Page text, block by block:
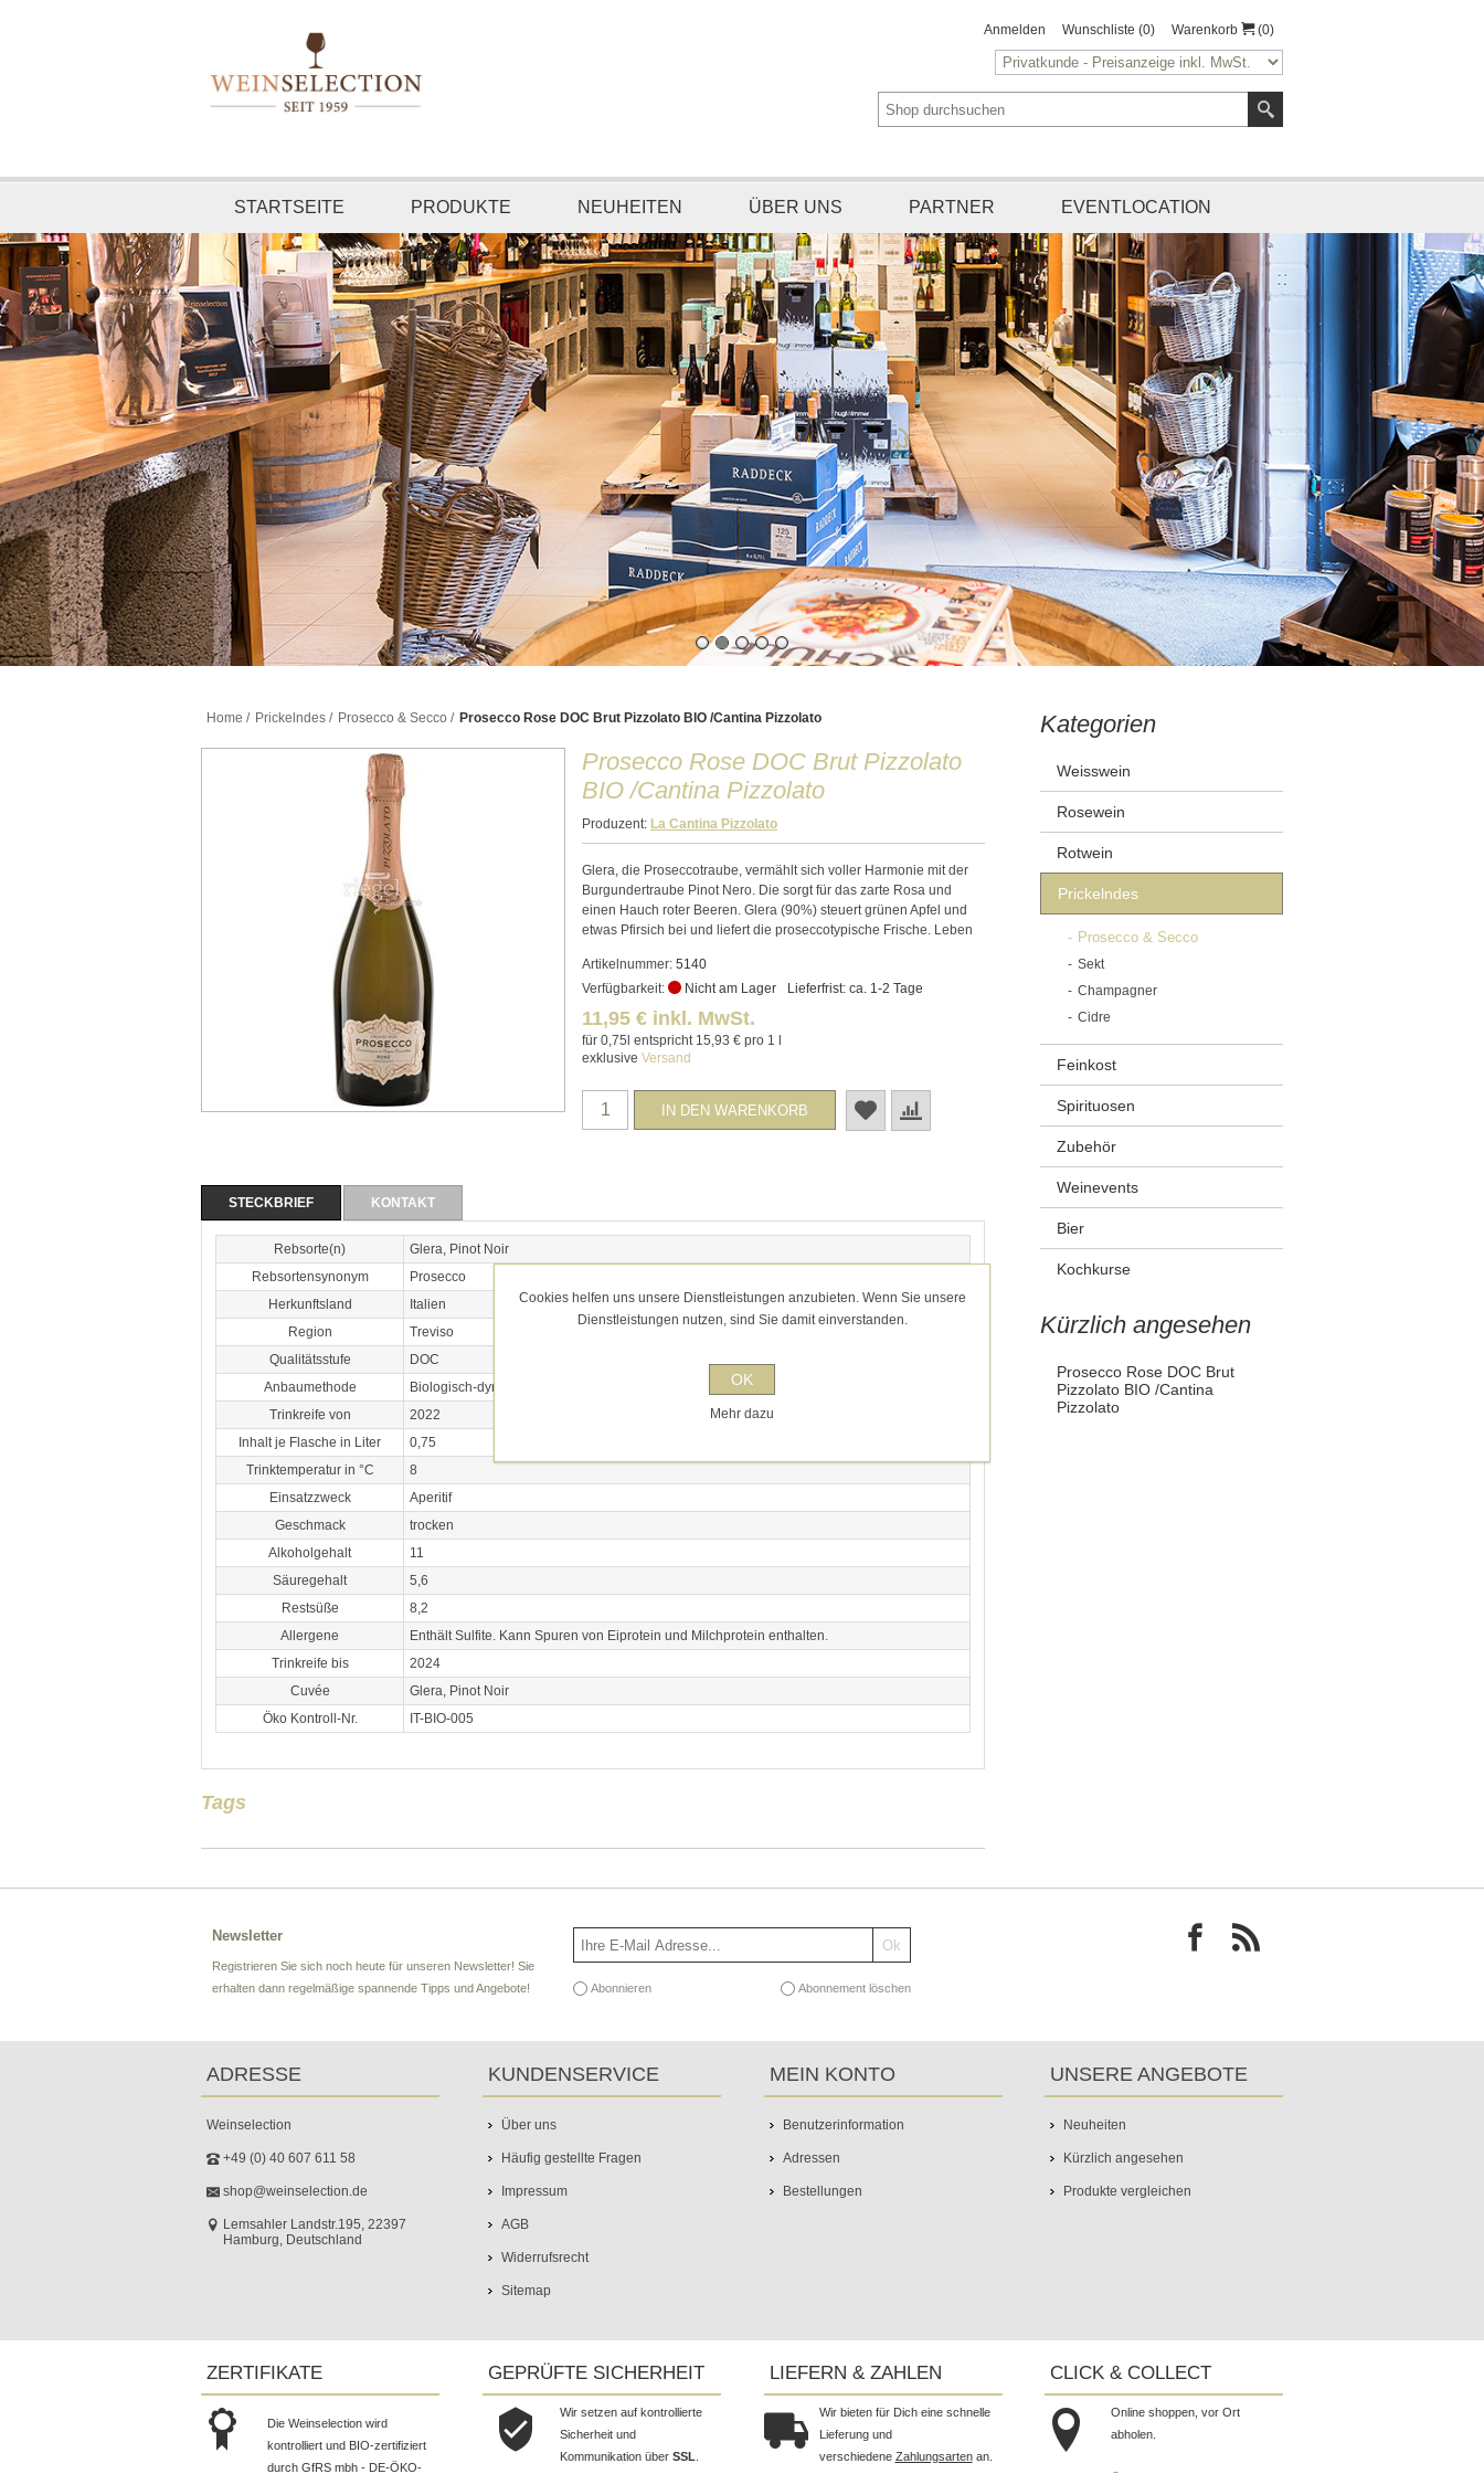
Anmelden Wunschliste (0) Warenkorb (0)
STARTSEITE PRODUKTE NEUHEITEN ÜBER UNS PARTNER EVENTLOCATION
Home / Prickelndes / Prosecco & Secco / Prosecco Rose DOC Brut Pizzolato BIO /Cantina Pizzolato
Prosecco Rose DOC Brut Pizzolato
BIO /Cantina Pizzolato
Produzent: La Cantina Pizzolato
Glera, die Proseccotraube, vermählt sich voller Harmonie mit der
Burgundertraube Pinot Nero. Die sorgt für das zarte Rosa und
einen Hauch roter Beeren. Glera (90%) steuert grünen Apfel und
etwas Pfirsich bei und liefert die proseccotypische Frische. Leben
Artikelnummer: 5140
Verfügbarkeit:
Nicht am Lager Lieferfrist: ca. 1-2 Tage
11,95 € inkl. MwSt.
für 0,75l entspricht 15,93 € pro 1 l
exklusive Versand
STECKBRIEF KONTAKT
Rebsorte(n)
Glera, Pinot Noir
Rebsortensynonym
Prosecco
Herkunftsland
Italien
Region
Treviso
Qualitätsstufe
DOC
Anbaumethode
Biologisch-dynamischer Weinbau
Trinkreife von
2022
Inhalt je Flasche in Liter
0,75
Trinktemperatur in °C
8
Einsatzzweck
Aperitif
Geschmack
trocken
Alkoholgehalt
11
Säuregehalt
5,6
Restsüße
8,2
Allergene
Enthält Sulfite. Kann Spuren von Eiprotein und Milchprotein enthalten.
Trinkreife bis
2024
Cuvée
Glera, Pinot Noir
Öko Kontroll-Nr.
IT-BIO-005
Tags
Kategorien
Weisswein
Rosewein
Rotwein
Prickelndes
Prosecco & Secco
Sekt
Champagner
Cidre
Feinkost
Spirituosen
Zubehör
Weinevents
Bier
Kochkurse
Kürzlich angesehen
Prosecco Rose DOC Brut
Pizzolato BIO /Cantina
Pizzolato
Newsletter
Registrieren Sie sich noch heute für unseren Newsletter! Sie
erhalten dann regelmäßige spannende Tipps und Angebote!
Abonnieren Abonnement löschen
ADRESSE
Weinselection
+49 (0) 40 607 611 58
shop@weinselection.de
Lemsahler Landstr.195, 22397
Hamburg, Deutschland
KUNDENSERVICE
Über uns
Häufig gestellte Fragen
Impressum
AGB
Widerrufsrecht
Sitemap
MEIN KONTO
Benutzerinformation
Adressen
Bestellungen
UNSERE ANGEBOTE
Neuheiten
Kürzlich angesehen
Produkte vergleichen
ZERTIFIKATE
Die Weinselection wird
kontrolliert und BIO-zertifiziert
durch GfRS mbh - DE-ÖKO-
GEPRÜFTE SICHERHEIT
Wir setzen auf kontrollierte
Sicherheit und
Kommunikation über SSL
LIEFERN & ZAHLEN
Wir bieten für Dich eine schnelle
Lieferung und
verschiedene Zahlungsartenan.
CLICK & COLLECT
Online shoppen, vor Ort
abholen.
Cookies helfen uns unsere Dienstleistungen anzubieten. Wenn Sie unsere
Dienstleistungen nutzen, sind Sie damit einverstanden.
OK
Mehr dazu